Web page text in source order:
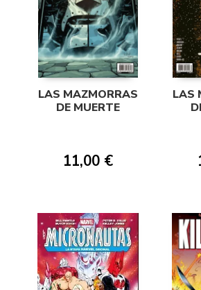
LAS MAZMORRAS
DE MUERTE
11,00 €
LAS